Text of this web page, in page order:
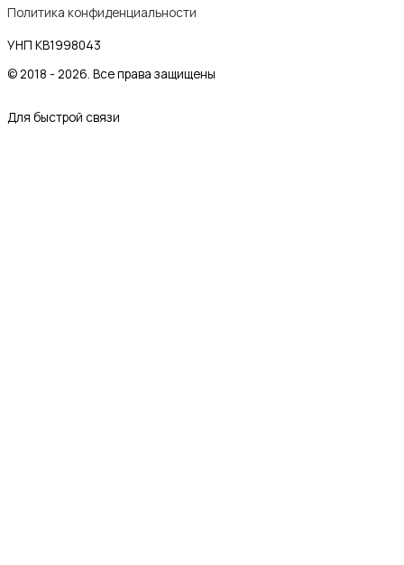
Политика конфиденциальности
УНП KB1998043
© 2018 - 2026. Все права защищены
Для быстрой связи